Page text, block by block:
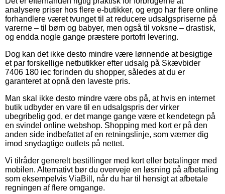
analysere priser hos flere e-butikker, og ergo har flere online
forhandlere været tvunget til at reducere udsalgspriserne på
varerne – til børn og babyer, men også til voksne – drastisk,
og endda nogle gange præstere portofri levering.
Dog kan det ikke desto mindre være lønnende at besigtige
et par forskellige netbutikker efter udsalg på Skævbider
7406 180 iec forinden du shopper, således at du er
garanteret at opnå den laveste pris.
Man skal ikke desto mindre være obs på, at hvis en internet
butik udbyder en vare til en udsalgspris der virker
ubegribelig god, er det mange gange være et kendetegn på
en svindel online webshop. Shopping med kort er på den
anden side indbefattet af en retningslinje, som værner dig
imod snydagtige outlets på nettet.
Vi tilråder generelt bestillinger med kort eller betalinger med
mobilen. Alternativt bør du overveje en løsning på afbetaling
som eksempelvis ViaBill, når du har til hensigt at afbetale
regningen af flere omgange.